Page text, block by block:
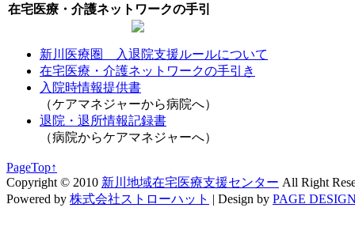
在宅医療・介護ネットワークの手引
新川医療圏 入退院支援ルールについて
在宅医療・介護ネットワークの手引き
入院時情報提供書
（ケアマネジャーから病院へ）
退院・退所情報記録書
（病院からケアマネジャーへ）
PageTop↑
Copyright © 2010 新川地域在宅医療支援センター All Right
Powered by 株式会社ストローハット | Design by PAGE